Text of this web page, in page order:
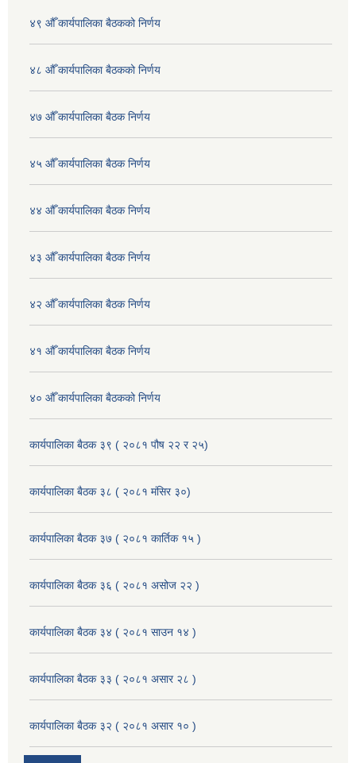
४९ औँ कार्यपालिका बैठकको निर्णय
४८ औँ कार्यपालिका बैठकको निर्णय
४७ औँ कार्यपालिका बैठक निर्णय
४५ औँ कार्यपालिका बैठक निर्णय
४४ औँ कार्यपालिका बैठक निर्णय
४३ औँ कार्यपालिका बैठक निर्णय
४२ औँ कार्यपालिका बैठक निर्णय
४१ औँ कार्यपालिका बैठक निर्णय
४० औँ कार्यपालिका बैठकको निर्णय
कार्यपालिका बैठक ३९ ( २०८१ पौष २२ र २५)
कार्यपालिका बैठक ३८ ( २०८१ मंसिर ३०)
कार्यपालिका बैठक ३७ ( २०८१ कार्तिक १५ )
कार्यपालिका बैठक ३६ ( २०८१ असोज २२ )
कार्यपालिका बैठक ३४ ( २०८१ साउन १४ )
कार्यपालिका बैठक ३३ ( २०८१ असार २८ )
कार्यपालिका बैठक ३२ ( २०८१ असार १० )